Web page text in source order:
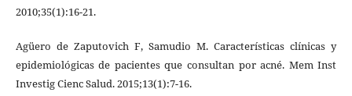
2010;35(1):16-21.
Agüero de Zaputovich F, Samudio M. Características clínicas y
epidemiológicas de pacientes que consultan por acné. Mem Inst
Investig Cienc Salud. 2015;13(1):7-16.